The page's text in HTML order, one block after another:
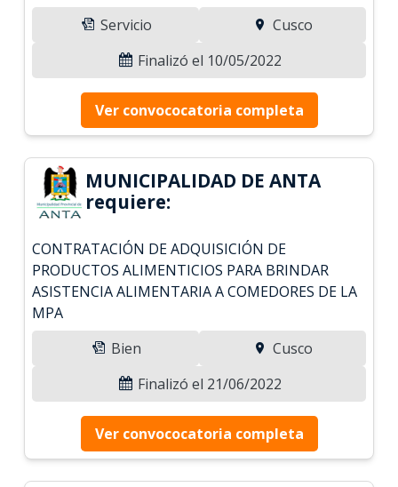
Servicio
Cusco
Finalizó el 10/05/2022
Ver convococatoria completa
MUNICIPALIDAD DE ANTA
requiere:
CONTRATACIÓN DE ADQUISICIÓN DE
PRODUCTOS ALIMENTICIOS PARA BRINDAR
ASISTENCIA ALIMENTARIA A COMEDORES DE LA
MPA
Bien
Cusco
Finalizó el 21/06/2022
Ver convococatoria completa